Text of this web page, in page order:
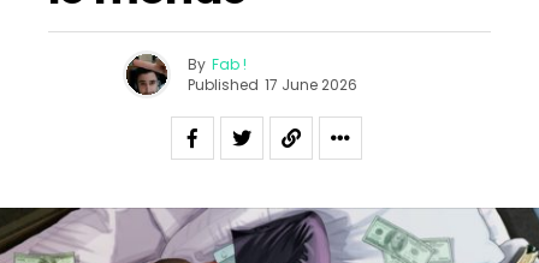
By Fab !
Published 17 June 2026